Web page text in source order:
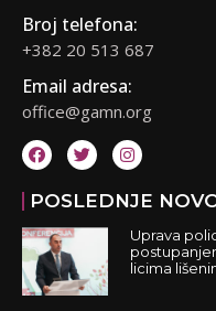
Broj telefona:
+382 20 513 687
Email adresa:
office@gamn.org
POSLEDNJE
Uprava
licima